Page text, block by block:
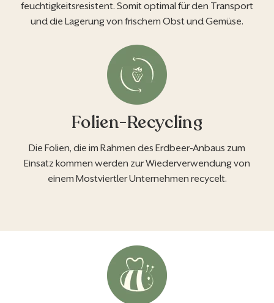
feuchtigkeitsresistent. Somit optimal für den Transport
und die Lagerung von frischem Obst und Gemüse.
Folien-Recycling
Die Folien, die im Rahmen des Erdbeer-Anbaus zum
Einsatz kommen werden zur Wiederverwendung von
einem Mostviertler Unternehmen recycelt.